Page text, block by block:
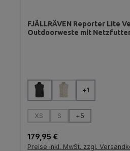
FJÄLLRÄVEN Reporter Lite
Outdoorweste mit
Farbe auswählen
(Diese Option ist
+1
Größe auswählen
XS
(Diese Option ist zurzeit nicht
S
(Diese Option ist zurzeit
+5
Regulärer Preis:
179,95 €
Preise inkl. MwSt. zzgl.